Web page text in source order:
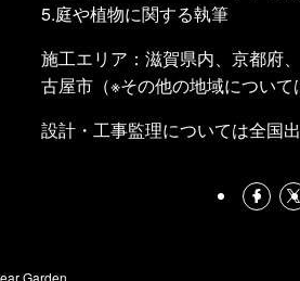
5.庭や植物に関する執筆
施工エリア：滋賀県内、京都府
古屋市（※その他の地域について
設計・工事監理については全国
Garden.